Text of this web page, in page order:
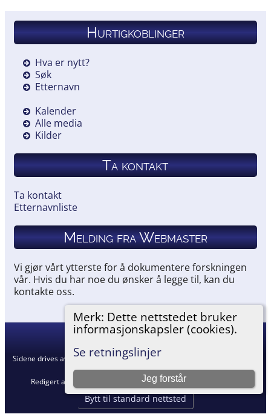
Merk: Dette nettstedet bruker
informasjonskapsler (cookies).
Se retningslinjer
Jeg forstår
Hurtigkoblinger
Hva er nytt?
Søk
Etternavn
Kalender
Alle media
Kilder
Ta kontakt
Ta kontakt
Etternavnliste
Melding fra Webmaster
Vi gjør vårt ytterste for å dokumentere forskningen
vår. Hvis du har noe du ønsker å legge til, kan du
kontakte oss.
Hemneslekt 2026
Sidene drives av The Next Generation of Genealogy Sitebuilding
Redigert av
Retningslinjer for personvern
Bytt til standard nettsted